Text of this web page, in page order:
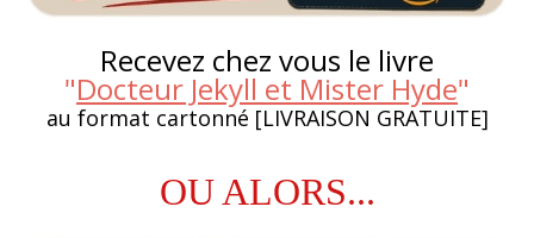
Recevez chez vous le livre
"Docteur Jekyll et Mister Hyde"
au format cartonné [LIVRAISON GRATUITE]
OU ALORS...